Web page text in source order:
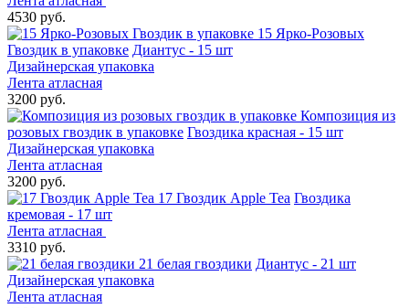
4530 руб.
15 Ярко-Розовых
Гвоздик в упаковке Диантус - 15 шт
Дизайнерская упаковка
Лента атласная
3200 руб.
Композиция из
розовых гвоздик в упаковке Гвоздика красная - 15 шт
Дизайнерская упаковка
Лента атласная
3200 руб.
17 Гвоздик Apple Tea Гвоздика
кремовая - 17 шт
Лента атласная
3310 руб.
21 белая гвоздики Диантус - 21 шт
Дизайнерская упаковка
Лента атласная